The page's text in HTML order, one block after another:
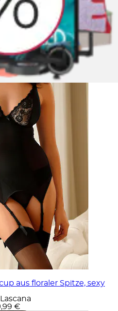
2 Stk. mit Strapshaltern,
€
aus floraler Spitze, sexy
€